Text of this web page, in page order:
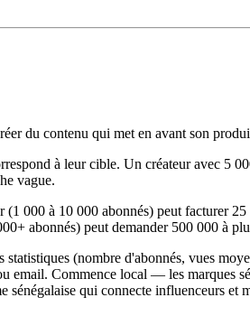
du contenu qui met en avant son
à leur cible. Un créateur avec 5
vague.
000 à 10 000 abonnés) peut facturer
abonnés) peut demander 500 000 à
(nombre d'abonnés, vues
Commence local — les marques
qui connecte influenceurs et